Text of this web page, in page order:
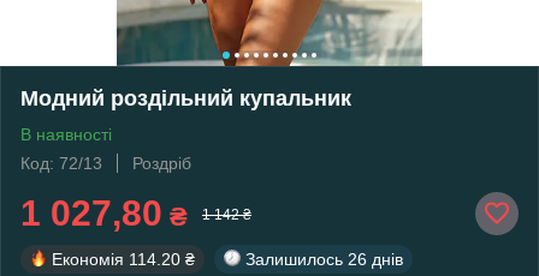
Модний роздільний купальник
В наявності
Код: 72/13
Роздріб
1 027,80 ₴ 1 142 ₴
Економія 114.20 ₴ Залишилось 26 днів